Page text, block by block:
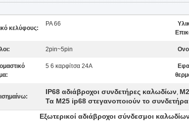
κελύφους:
PA 66
2pin~5pin
5 6 καρφίτσα 24A
IP68 αδιάβροχοι συνδετήρες καλωδίων,
Τα M25 ip68 στεγανοποιούν το συνδετήρα
Εξωτερικοί αδιάβροχοι σύνδεσμοι